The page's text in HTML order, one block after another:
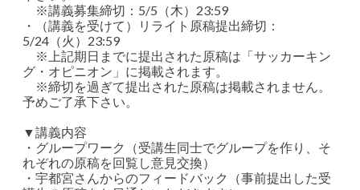
※講義募集締切：5/5（木）23:59
・（講義を受けて）リライト原稿提出締切：
5/24（火）23:59
※上記期日までに提出された原稿は「サッカーキン
グ・オピニオン」に掲載されます。
※締切を過ぎて提出された原稿は掲載されません。
予めご了承下さい。
▼講義内容
・グループワーク（受講生同士でグループを作り、そ
れぞれの原稿を回覧し意見交換）
・宇都宮さんからのフィードバック（事前提出した受